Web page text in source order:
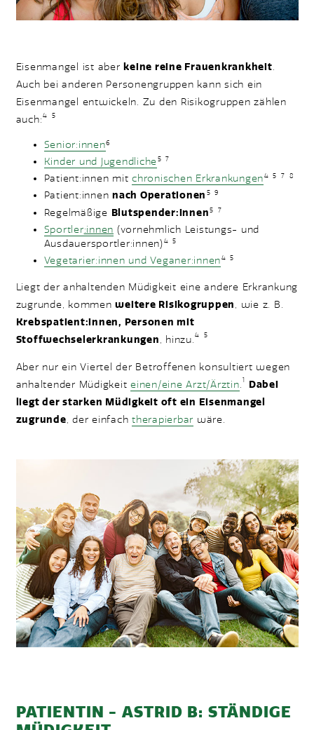
BESONDERS OFT VON
Eisenmangel ist aber keine reine Frauenkrankheit.
Auch bei anderen Personengruppen kann sich ein
Eisenmangel entwickeln. Zu den Risikogruppen zählen
auch:4 5
Senior:innen6
Kinder und Jugendliche5 7
Patient:innen mit chronischen Erkrankungen4 5 7 8
Patient:innen nach Operationen 5 9
Regelmäßige Blutspender:innen5 7
Sportler:innen (vornehmlich Leistungs- und
Ausdauersportler:innen)4 5
Vegetarier:innen und Veganer:innen4 5
Liegt der anhaltenden Müdigkeit eine andere Erkrankung
zugrunde, kommenweitere Risikogruppen, wie z. B.
Krebspatient:innen, Personen mit
Stoffwechselerkrankungen, hinzu. 4 5
Aber nur ein Viertel der Betroffenen konsultiert wegen
anhaltender Müdigkeit einen/eine Arzt/Ärztin.1
Dabei
liegt der starken Müdigkeit oft ein Eisenmangel
zugrunde, der einfach therapierbar wäre.
PATIENTIN - ASTRID B: STÄNDIGE